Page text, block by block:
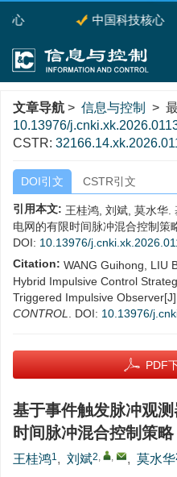
心 中国科技核心
文章导航 > 信息与控制
>
10.13976/
CSTR:
DOI引文 CSTR引文
引用本文: 王桂鸿, 刘斌, 莫水华.
电网的有限时间脉冲混合控制策
DOI: 10.13976/
Citation: WANG Guihong, LIU
Hybrid Impulsive Control
Triggered Impulsive Observer[J].
CONTROL
DOI: 10.13976/
PDF
基于事件触发脉冲观
时间脉冲混合控制策略
王桂鸿1, 刘斌2, , , 莫水华